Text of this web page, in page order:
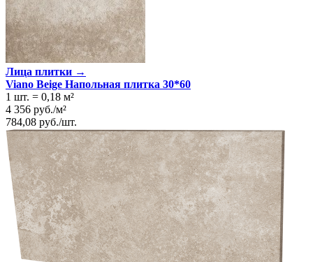
Лица плитки →
Viano Beige Напольная плитка 30*60
1 шт. = 0,18 м²
4 356 руб./м²
784,08 руб./шт.